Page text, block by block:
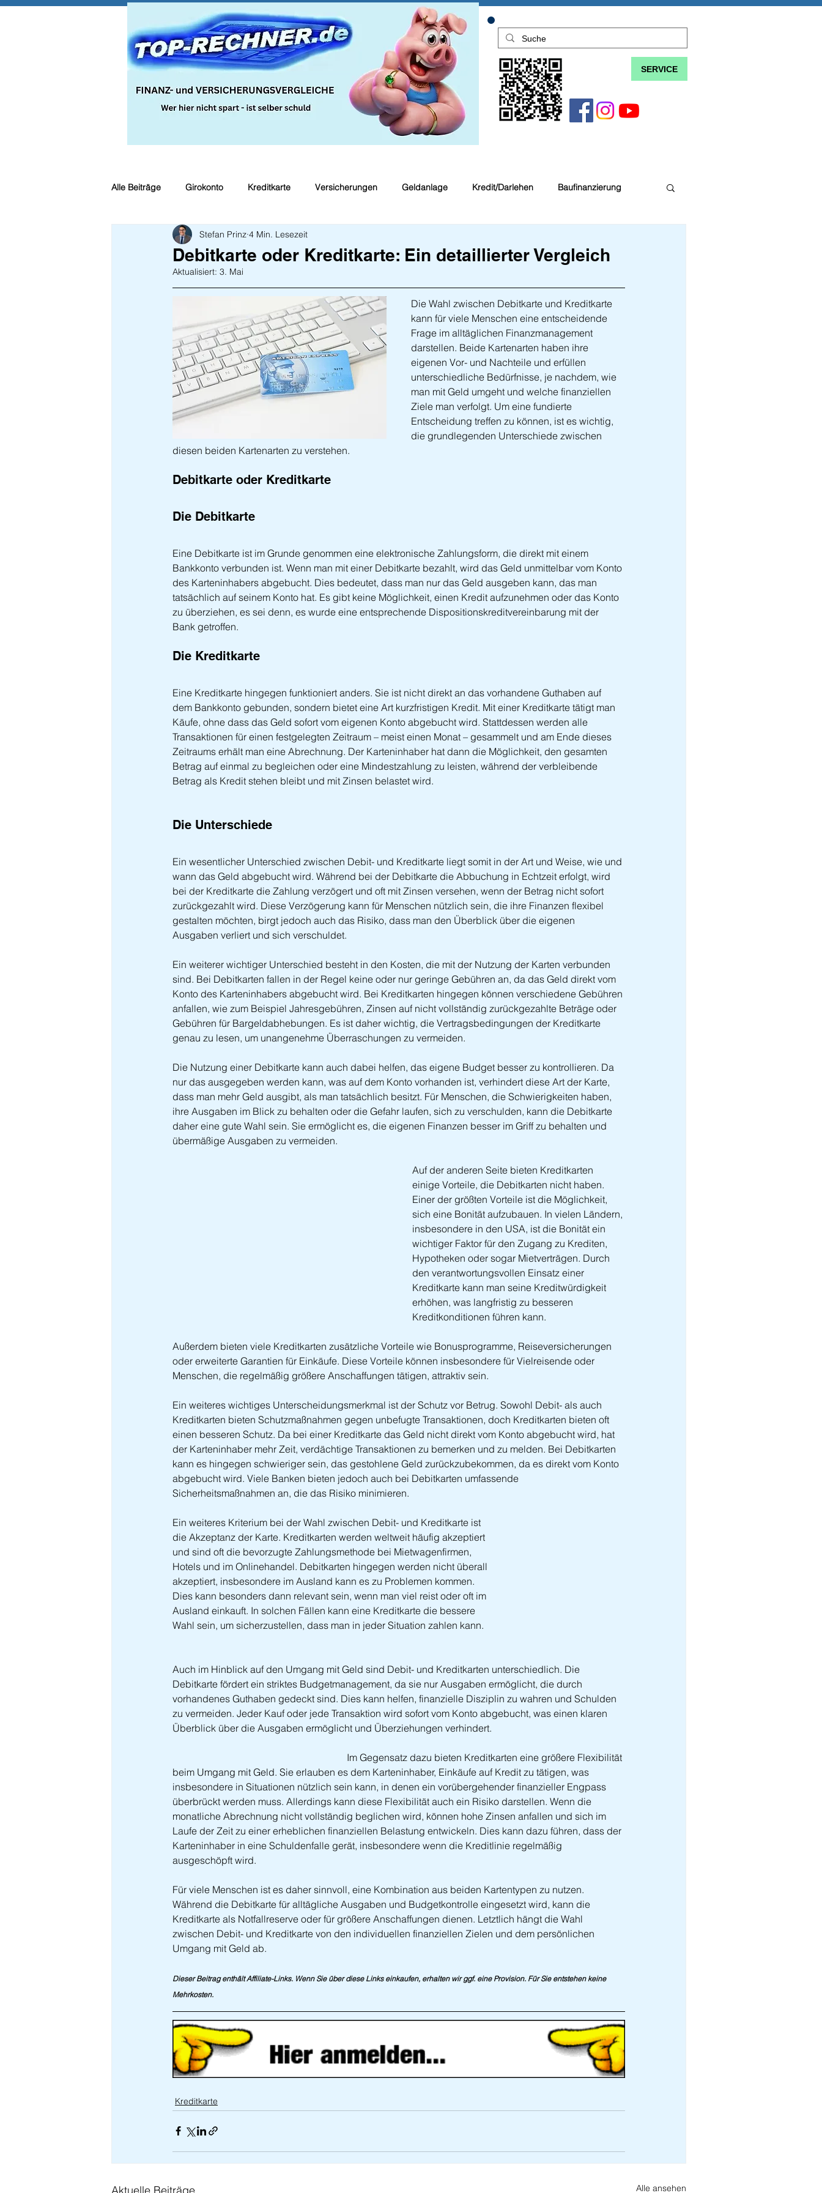
SERVICE
Alle Beiträge Girokonto Kreditkarte Versicherungen Geldanlage Kredit/Darlehen Baufinanzierung
Recht Bausparen Top Rechner Finanztipp
Debitkarte oder Kreditkarte: Ein detaillierter Vergleich
Stefan Prinz 4 Min. Lesezeit
Aktualisiert: 3. Mai
Die Wahl zwischen Debitkarte und Kreditkarte
kann für viele Menschen eine entscheidende
Frage im alltäglichen Finanzmanagement
darstellen. Beide Kartenarten haben ihre
eigenen Vor- und Nachteile und erfüllen
unterschiedliche Bedürfnisse, je nachdem, wie
man mit Geld umgeht und welche finanziellen
Ziele man verfolgt. Um eine fundierte
Entscheidung treffen zu können, ist es wichtig,
die grundlegenden Unterschiede zwischen
diesen beiden Kartenarten zu verstehen.
Debitkarte oder Kreditkarte
Die Debitkarte
Eine Debitkarte ist im Grunde genommen eine elektronische Zahlungsform, die direkt mit einem
Bankkonto verbunden ist. Wenn man mit einer Debitkarte bezahlt, wird das Geld unmittelbar vom Konto
des Karteninhabers abgebucht. Dies bedeutet, dass man nur das Geld ausgeben kann, das man
tatsächlich auf seinem Konto hat. Es gibt keine Möglichkeit, einen Kredit aufzunehmen oder das Konto
zu überziehen, es sei denn, es wurde eine entsprechende Dispositionskreditvereinbarung mit der
Bank getroffen.
Die Kreditkarte
Eine Kreditkarte hingegen funktioniert anders. Sie ist nicht direkt an das vorhandene Guthaben auf
dem Bankkonto gebunden, sondern bietet eine Art kurzfristigen Kredit. Mit einer Kreditkarte tätigt man
Käufe, ohne dass das Geld sofort vom eigenen Konto abgebucht wird. Stattdessen werden alle
Transaktionen für einen festgelegten Zeitraum – meist einen Monat – gesammelt und am Ende dieses
Zeitraums erhält man eine Abrechnung. Der Karteninhaber hat dann die Möglichkeit, den gesamten
Betrag auf einmal zu begleichen oder eine Mindestzahlung zu leisten, während der verbleibende
Betrag als Kredit stehen bleibt und mit Zinsen belastet wird.
Die Unterschiede
Ein wesentlicher Unterschied zwischen Debit- und Kreditkarte liegt somit in der Art und Weise, wie und
wann das Geld abgebucht wird. Während bei der Debitkarte die Abbuchung in Echtzeit erfolgt, wird
bei der Kreditkarte die Zahlung verzögert und oft mit Zinsen versehen, wenn der Betrag nicht sofort
zurückgezahlt wird. Diese Verzögerung kann für Menschen nützlich sein, die ihre Finanzen flexibel
gestalten möchten, birgt jedoch auch das Risiko, dass man den Überblick über die eigenen
Ausgaben verliert und sich verschuldet.
Ein weiterer wichtiger Unterschied besteht in den Kosten, die mit der Nutzung der Karten verbunden
sind. Bei Debitkarten fallen in der Regel keine oder nur geringe Gebühren an, da das Geld direkt vom
Konto des Karteninhabers abgebucht wird. Bei Kreditkarten hingegen können verschiedene Gebühren
anfallen, wie zum Beispiel Jahresgebühren, Zinsen auf nicht vollständig zurückgezahlte Beträge oder
Gebühren für Bargeldabhebungen. Es ist daher wichtig, die Vertragsbedingungen der Kreditkarte
genau zu lesen, um unangenehme Überraschungen zu vermeiden.
Die Nutzung einer Debitkarte kann auch dabei helfen, das eigene Budget besser zu kontrollieren. Da
nur das ausgegeben werden kann, was auf dem Konto vorhanden ist, verhindert diese Art der Karte,
dass man mehr Geld ausgibt, als man tatsächlich besitzt. Für Menschen, die Schwierigkeiten haben,
ihre Ausgaben im Blick zu behalten oder die Gefahr laufen, sich zu verschulden, kann die Debitkarte
daher eine gute Wahl sein. Sie ermöglicht es, die eigenen Finanzen besser im Griff zu behalten und
übermäßige Ausgaben zu vermeiden.
Auf der anderen Seite bieten Kreditkarten
einige Vorteile, die Debitkarten nicht haben.
Einer der größten Vorteile ist die Möglichkeit,
sich eine Bonität aufzubauen. In vielen Ländern,
insbesondere in den USA, ist die Bonität ein
wichtiger Faktor für den Zugang zu Krediten,
Hypotheken oder sogar Mietverträgen. Durch
den verantwortungsvollen Einsatz einer
Kreditkarte kann man seine Kreditwürdigkeit
erhöhen, was langfristig zu besseren
Kreditkonditionen führen kann.
Außerdem bieten viele Kreditkarten zusätzliche Vorteile wie Bonusprogramme, Reiseversicherungen
oder erweiterte Garantien für Einkäufe. Diese Vorteile können insbesondere für Vielreisende oder
Menschen, die regelmäßig größere Anschaffungen tätigen, attraktiv sein.
Ein weiteres wichtiges Unterscheidungsmerkmal ist der Schutz vor Betrug. Sowohl Debit- als auch
Kreditkarten bieten Schutzmaßnahmen gegen unbefugte Transaktionen, doch Kreditkarten bieten oft
einen besseren Schutz. Da bei einer Kreditkarte das Geld nicht direkt vom Konto abgebucht wird, hat
der Karteninhaber mehr Zeit, verdächtige Transaktionen zu bemerken und zu melden. Bei Debitkarten
kann es hingegen schwieriger sein, das gestohlene Geld zurückzubekommen, da es direkt vom Konto
abgebucht wird. Viele Banken bieten jedoch auch bei Debitkarten umfassende
Sicherheitsmaßnahmen an, die das Risiko minimieren.
Ein weiteres Kriterium bei der Wahl zwischen Debit- und Kreditkarte ist
die Akzeptanz der Karte. Kreditkarten werden weltweit häufig akzeptiert
und sind oft die bevorzugte Zahlungsmethode bei Mietwagenfirmen,
Hotels und im Onlinehandel. Debitkarten hingegen werden nicht überall
akzeptiert, insbesondere im Ausland kann es zu Problemen kommen.
Dies kann besonders dann relevant sein, wenn man viel reist oder oft im
Ausland einkauft. In solchen Fällen kann eine Kreditkarte die bessere
Wahl sein, um sicherzustellen, dass man in jeder Situation zahlen kann.
Auch im Hinblick auf den Umgang mit Geld sind Debit- und Kreditkarten unterschiedlich. Die
Debitkarte fördert ein striktes Budgetmanagement, da sie nur Ausgaben ermöglicht, die durch
vorhandenes Guthaben gedeckt sind. Dies kann helfen, finanzielle Disziplin zu wahren und Schulden
zu vermeiden. Jeder Kauf oder jede Transaktion wird sofort vom Konto abgebucht, was einen klaren
Überblick über die Ausgaben ermöglicht und Überziehungen verhindert.
Im Gegensatz dazu bieten Kreditkarten eine größere Flexibilität
beim Umgang mit Geld. Sie erlauben es dem Karteninhaber, Einkäufe auf Kredit zu tätigen, was
insbesondere in Situationen nützlich sein kann, in denen ein vorübergehender finanzieller Engpass
überbrückt werden muss. Allerdings kann diese Flexibilität auch ein Risiko darstellen. Wenn die
monatliche Abrechnung nicht vollständig beglichen wird, können hohe Zinsen anfallen und sich im
Laufe der Zeit zu einer erheblichen finanziellen Belastung entwickeln. Dies kann dazu führen, dass der
Karteninhaber in eine Schuldenfalle gerät, insbesondere wenn die Kreditlinie regelmäßig
ausgeschöpft wird.
Für viele Menschen ist es daher sinnvoll, eine Kombination aus beiden Kartentypen zu nutzen.
Während die Debitkarte für alltägliche Ausgaben und Budgetkontrolle eingesetzt wird, kann die
Kreditkarte als Notfallreserve oder für größere Anschaffungen dienen. Letztlich hängt die Wahl
zwischen Debit- und Kreditkarte von den individuellen finanziellen Zielen und dem persönlichen
Umgang mit Geld ab.
Dieser Beitrag enthält Affiliate-Links. Wenn Sie über diese Links einkaufen, erhalten wir ggf. eine Provision. Für Sie entstehen keine
Mehrkosten.
Kreditkarte
Aktuelle Beiträge Alle ansehen